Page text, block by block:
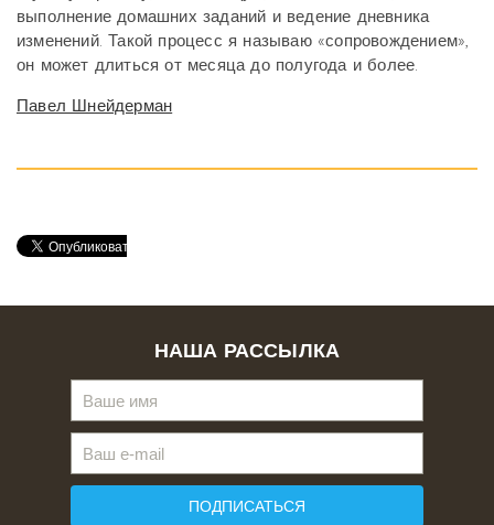
выполнение домашних заданий и ведение дневника
изменений. Такой процесс я называю «сопровождением»,
он может длиться от месяца до полугода и более.
Павел Шнейдерман
НАША РАССЫЛКА
ПОДПИСАТЬСЯ